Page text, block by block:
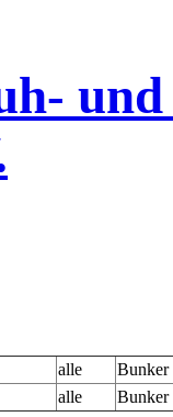
alle
Bunker
alle Bunker